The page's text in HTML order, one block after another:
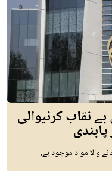
نقاب کرنیوالی
والا مواد موجود ہے،